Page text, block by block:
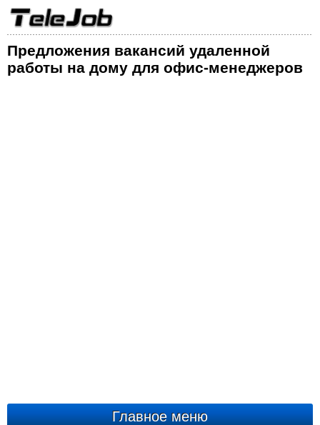
Предложения вакансий удаленной
работы на дому для офис-менеджеров
Главное меню